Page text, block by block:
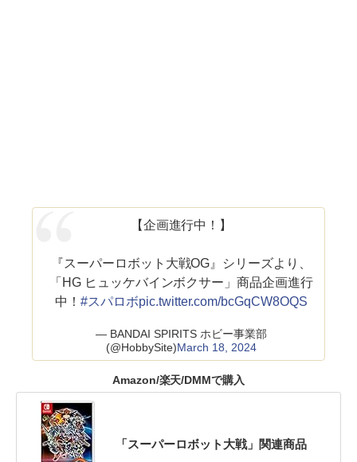
【企画進行中！】
『スーパーロボット大戦OG』シリーズより、
「HG ヒュッケバインボクサー」商品企画進行
中！ #スパロボpic.twitter.com/bcGqCW8OQS
— BANDAI SPIRITS ホビー事業部
(@HobbySite)March 18, 2024
Amazon/楽天/DMMで購入
「スーパーロボット大戦」関連商品